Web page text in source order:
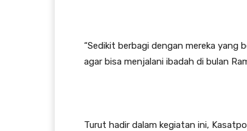
“Sedikit berbagi dengan mereka yang
agar bisa menjalani ibadah di bulan
Turut hadir dalam kegiatan ini,